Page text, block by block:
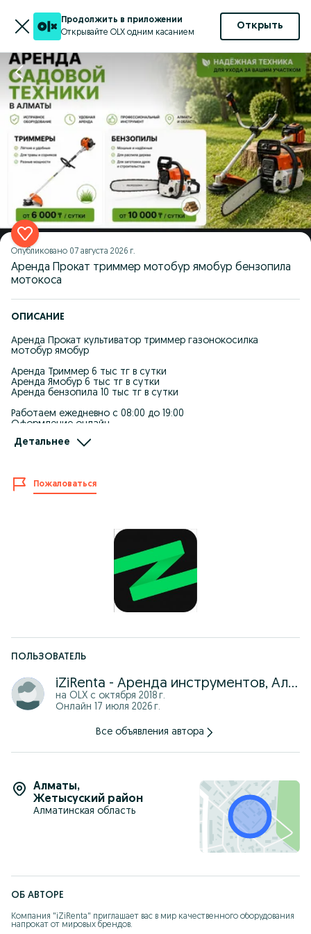
Продолжить в приложении
Открывайте OLX одним касанием
Открыть
Опубликовано 07 августа 2026 г.
Аренда Прокат триммер мотобур ямобур бензопила
мотокоса
ОПИСАНИЕ
Аренда Прокат культиватор триммер газонокосилка
мотобур ямобур
Аренда Триммер 6 тыс тг в сутки
Аренда Ямобур 6 тыс тг в сутки
Аренда бензопила 10 тыс тг в сутки
Работаем ежедневно с 08:00 до 19:00
Оформление онлайн
Также сдаем в аренду:
Шлифмашина по паркету
Мойка высокого давления
Дальномер
Болгарка
Сабельная пила
Отбойный молоток
Угловая пила
Сварочный аппарат
Алмазное бурение
Детальнее
Пожаловаться
ПОЛЬЗОВАТЕЛЬ
iZiRenta - Аренда инструментов, Алматы
на OLX с октября 2018 г.
Онлайн 17 июля 2026 г.
Все объявления автора
Алматы,
Жетысуский район
Алматинская область
ОБ АВТОРЕ
Компания "iZiRenta" приглашает вас в мир качественного оборудования
напрокат от мировых брендов.